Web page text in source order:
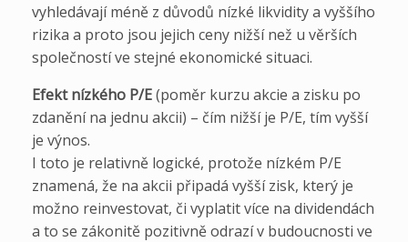
vyhledávají méně z důvodů nízké likvidity a vyššího
rizika a proto jsou jejich ceny nižší než u věrších
společností ve stejné ekonomické situaci.
Efekt nízkého P/E(poměr kurzu akcie a zisku po
zdanění na jednu akcii) – čím nižší je P/E, tím vyšší
je výnos.
I toto je relativně logické, protože nízkém P/E
znamená, že na akcii připadá vyšší zisk, který je
možno reinvestovat, či vyplatit více na dividendách
a to se zákonitě pozitivně odrazí v budoucnosti ve